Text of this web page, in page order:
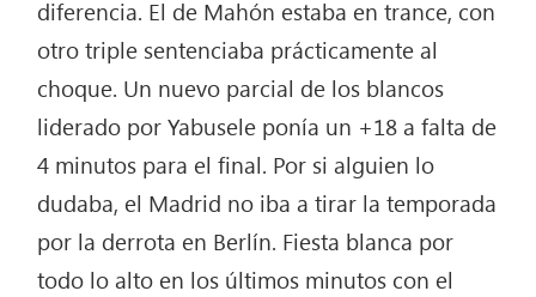
diferencia. El de Mahón estaba en trance, con
otro triple sentenciaba prácticamente al
choque. Un nuevo parcial de los blancos
liderado por Yabusele ponía un +18 a falta de
4 minutos para el final. Por si alguien lo
dudaba, el Madrid no iba a tirar la temporada
por la derrota en Berlín. Fiesta blanca por
todo lo alto en los últimos minutos con el